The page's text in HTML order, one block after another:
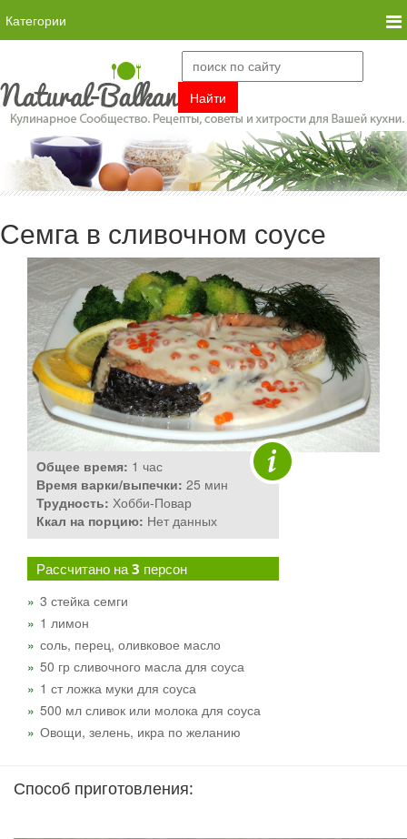
Категории
Семга в сливочном соусе
Общее время: 1 час
Время варки/выпечки: 25 мин
Трудность: Хобби-Повар
Ккал на порцию: Нет данных
Рассчитано на 3 персон
3 стейка семги
1 лимон
соль, перец, оливковое масло
50 гр сливочного масла для соуса
1 ст ложка муки для соуса
500 мл сливок или молока для соуса
Овощи, зелень, икра по желанию
Способ приготовления: